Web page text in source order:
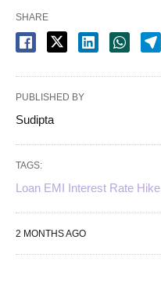
SHARE
PUBLISHED BY
Sudipta
TAGS:
Loan EMI Interest Rate Hike
2 MONTHS AGO